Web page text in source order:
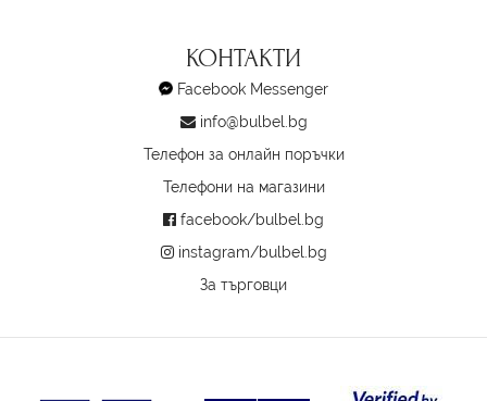
КОНТАКТИ
Facebook Messenger
info@bulbel.bg
Телефон за онлайн поръчки
Телефони на магазини
facebook/bulbel.bg
instagram/bulbel.bg
За търговци